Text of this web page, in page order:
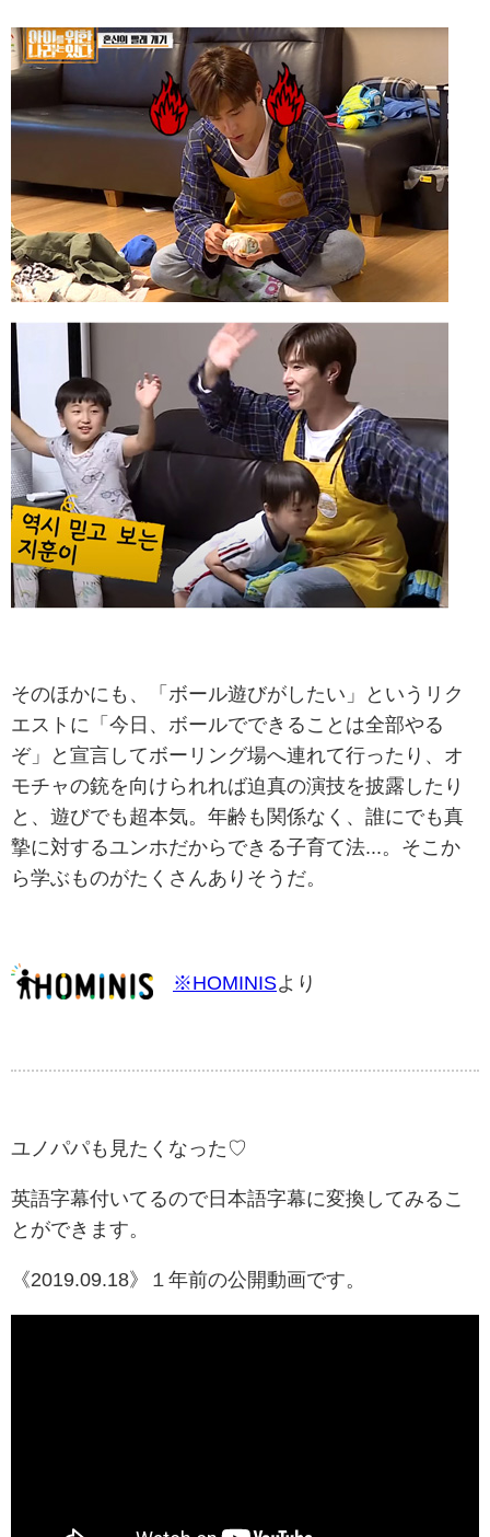
そのほかにも、「ボール遊びがしたい」というリク
エストに「今日、ボールでできることは全部やる
ぞ」と宣言してボーリング場へ連れて行ったり、オ
モチャの銃を向けられれば迫真の演技を披露したり
と、遊びでも超本気。年齢も関係なく、誰にでも真
摯に対するユンホだからできる子育て法...。そこか
ら学ぶものがたくさんありそうだ。
※HOMINISより
ユノパパも見たくなった♡
英語字幕付いてるので日本語字幕に変換してみるこ
とができます。
《2019.09.18》１年前の公開動画です。